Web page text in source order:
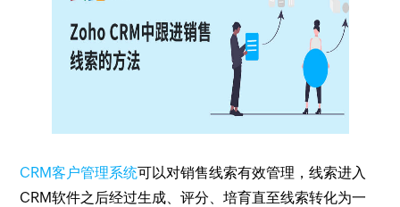
CRM客户管理系统可以对销售线索有效管理，线索进入
CRM软件之后经过生成、评分、培育直至线索转化为一